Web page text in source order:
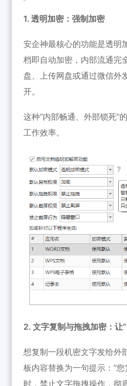
1. 透明加密：强制加密
安企神最核心的功能是透明
档即自动加密，内部流通完
盘、上传网盘或通过微信外
开。
这种“内部畅通、外部锁死”
工作效率。
2. 文字复制与拖拽加密：让
想复制一段机密文字发给外
板内容替换为一句提示：“
时，禁止文字拖拽操作，彻